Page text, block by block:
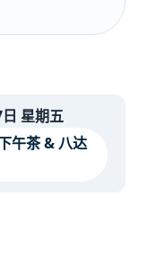
星期五
午茶 & 八达